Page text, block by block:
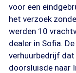
voor een
het verzoek
werden 10
dealer in Sofia.
verhuurbedrijf
doorsluisde naar